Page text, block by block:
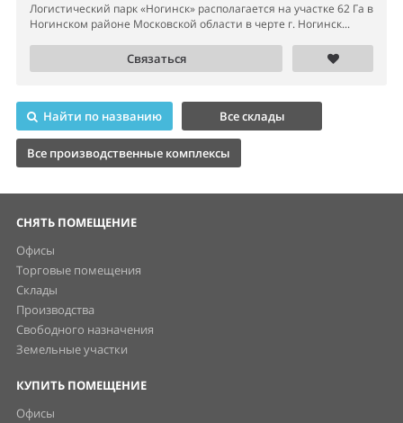
Логистический парк «Ногинск» располагается на участке 62 Га в
Ногинском районе Московской области в черте г. Ногинск...
Связаться
Найти по названию Все склады
Все производственные комплексы
СНЯТЬ ПОМЕЩЕНИЕ
Офисы
Торговые помещения
Склады
Производства
Свободного назначения
Земельные участки
КУПИТЬ ПОМЕЩЕНИЕ
Офисы